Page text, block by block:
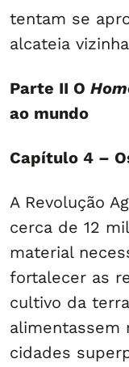
tentam se
alcateia
Parte II O
ao mundo
Capítulo 4 –
A Revolução
cerca de 12
material
fortalecer as
cultivo da
alimentassem
cidades